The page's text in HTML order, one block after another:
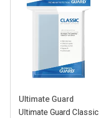
Ultimate Guard
Ultimate Guard Classic